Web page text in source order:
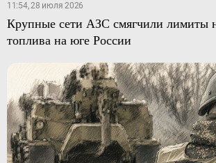
11:54, 28 июля 2026
Крупные сети АЗС смягчили лимиты
топлива на юге России